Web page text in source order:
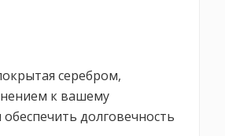
серебром,
к вашему
долговечность